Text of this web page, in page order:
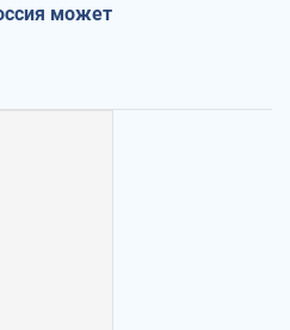
может